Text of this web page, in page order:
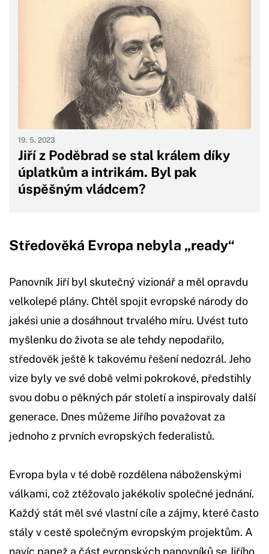
Jiří z Poděbrad se stal králem díky
úplatkům a intrikám. Byl pak
úspěšným vládcem?
19. 5. 2023
Středověká Evropa nebyla „ready“
Panovník Jiří byl skutečný vizionář a měl opravdu
velkolepé plány. Chtěl spojit evropské národy do
jakési unie a dosáhnout trvalého míru. Uvést tuto
myšlenku do života se ale tehdy nepodařilo,
středověk ještě k takovému řešení nedozrál. Jeho
vize byly ve své době velmi pokrokové, předstihly
svou dobu o pěkných pár století a inspirovaly další
generace. Dnes můžeme Jiřího považovat za
jednoho z prvních evropských federalistů.
Evropa byla v té době rozdělena náboženskými
válkami, což ztěžovalo jakékoliv společné jednání.
Každý stát měl své vlastní cíle a zájmy, které často
stály v cestě společným evropským projektům. A
navíc papež a část evropských panovníků se Jiřího